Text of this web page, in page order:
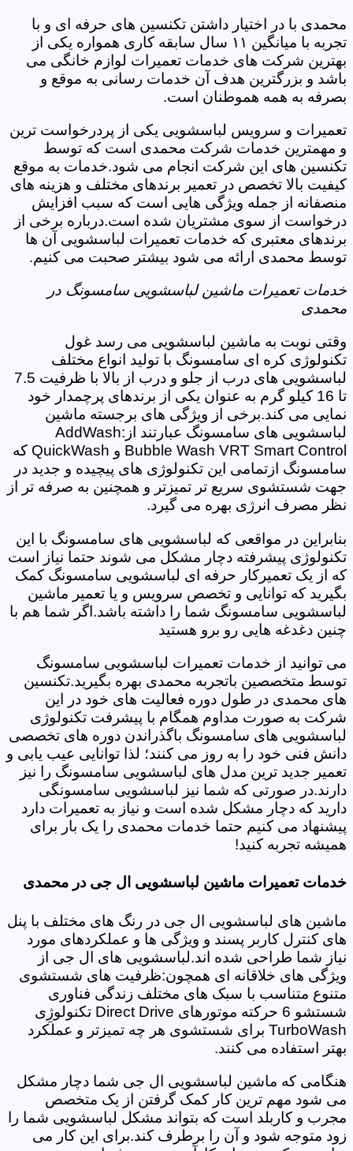
محمدی با در اختیار داشتن تکنسین های حرفه ای و با
تجربه با میانگین ۱۱ سال سابقه کاری همواره یکی از
بهترین شرکت های خدمات تعمیرات لوازم خانگی می
باشد و بزرگترین هدف آن خدمات رسانی به موقع و
بصرفه به همه هموطنان است.
تعمیرات و سرویس لباسشویی یکی از پردرخواست ترین
و مهمترین خدمات شرکت محمدی است که توسط
تکنسین های این شرکت انجام می شود.خدمات به موقع
کیفیت بالا تخصص در تعمیر برندهای مختلف و هزینه های
منصفانه از جمله ویژگی هایی است که سبب افزایش
درخواست از سوی مشتریان شده است.درباره برخی از
برندهای معتبری که خدمات تعمیرات لباسشویی آن ها
توسط محمدی ارائه می شود بیشتر صحبت می کنیم.
خدمات تعمیرات ماشین لباسشویی سامسونگ در
محمدی
وقتی نوبت به ماشین لباسشویی می رسد غول
تکنولوژی کره ای سامسونگ با تولید انواع مختلف
لباسشویی های درب از جلو و درب از بالا با ظرفیت 7.5
تا 16 کیلو گرم به عنوان یکی از برندهای پرچمدار خود
نمایی می کند.برخی از ویژگی های برجسته ماشین
لباسشویی های سامسونگ عبارتند از:AddWash
Bubble Wash VRT Smart Control و QuickWash که
سامسونگ ازتمامی این تکنولوژی های پیچیده و جدید در
جهت شستشوی سریع تر تمیزتر و همچنین به صرفه تر از
نظر مصرف انرژی بهره می گیرد.
بنابراین در مواقعی که لباسشویی های سامسونگ با این
تکنولوژی پیشرفته دچار مشکل می شوند حتما نیاز است
که از یک تعمیرکار حرفه ای لباسشویی سامسونگ کمک
بگیرید که توانایی و تخصص سرویس و یا تعمیر ماشین
لباسشویی سامسونگ شما را داشته باشد.اگر شما هم با
چنین دغدغه هایی رو برو هستید
می توانید از خدمات تعمیرات لباسشویی سامسونگ
توسط متخصصین باتجربه محمدی بهره بگیرید.تکنسین
های محمدی در طول دوره فعالیت های خود در این
شرکت به صورت مداوم همگام با پیشرفت تکنولوژی
لباسشویی های سامسونگ باگذراندن دوره های تخصصی
دانش فنی خود را به روز می کنند؛ لذا توانایی عیب یابی و
تعمیر جدید ترین مدل های لباسشویی سامسونگ را نیز
دارند.در صورتی که شما نیز لباسشویی سامسونگی
دارید که دچار مشکل شده است و نیاز به تعمیرات دارد
پیشنهاد می کنیم حتما خدمات محمدی را یک بار برای
همیشه تجربه کنید!
خدمات تعمیرات ماشین لباسشویی ال جی در محمدی
ماشین های لباسشویی ال جی در رنگ های مختلف با پنل
های کنترل کاربر پسند و ویژگی ها و عملکردهای مورد
نیاز شما طراحی شده اند.لباسشویی های ال جی از
ویژگی های خلاقانه ای همچون:ظرفیت های شستشوی
متنوع متناسب با سبک های مختلف زندگی فناوری
شستشو 6 حرکته موتورهای Direct Drive تکنولوژِی
TurboWash برای شستشوی هر چه تمیزتر و عملکرد
بهتر استفاده می کنند.
هنگامی که ماشین لباسشویی ال جی شما دچار مشکل
می شود مهم ترین کار کمک گرفتن از یک متخصص
مجرب و کاربلد است که بتواند مشکل لباسشویی شما را
زود متوجه شود و آن را برطرف کند.برای این کار می